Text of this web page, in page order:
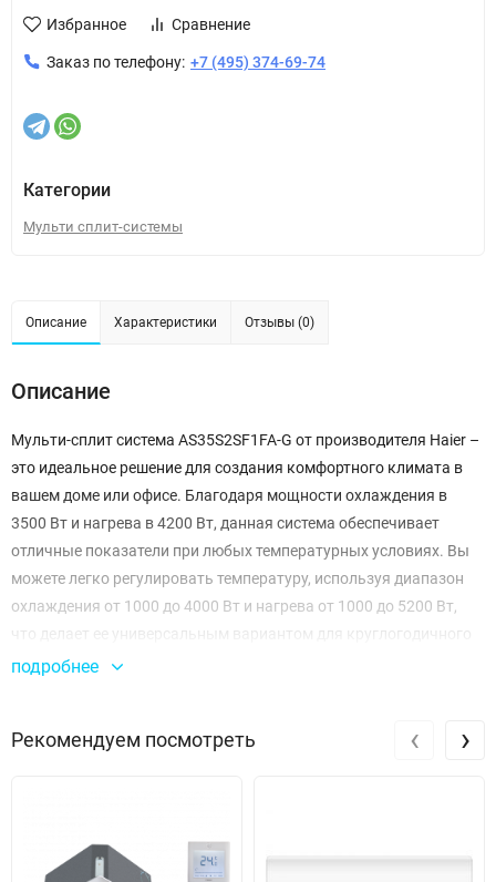
Избранное Сравнение
Заказ по телефону: +7 (495) 374-69-74
Категории
Мульти сплит-системы
Описание Характеристики Отзывы (0)
Описание
Мульти-сплит система AS35S2SF1FA-G от производителя Haier –
это идеальное решение для создания комфортного климата в
вашем доме или офисе. Благодаря мощности охлаждения в
3500 Вт и нагрева в 4200 Вт, данная система обеспечивает
отличные показатели при любых температурных условиях. Вы
можете легко регулировать температуру, используя диапазон
охлаждения от 1000 до 4000 Вт и нагрева от 1000 до 5200 Вт,
что делает ее универсальным вариантом для круглогодичного
использования.
воздуха до 650 м³/ч на высокой скорости, что гарантирует
шумы. В режиме минимального шума данный показатель
опускается до 17 дБ, что делает AS35S2SF1FA-G идеальным
подробнее
Рекомендуем посмотреть ‹ ›